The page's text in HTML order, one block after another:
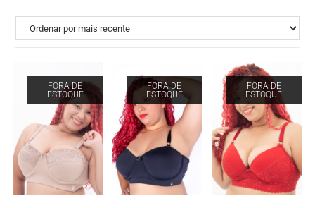
FORA DE
ESTOQUE
FORA DE
ESTOQUE
FORA DE
ESTOQUE